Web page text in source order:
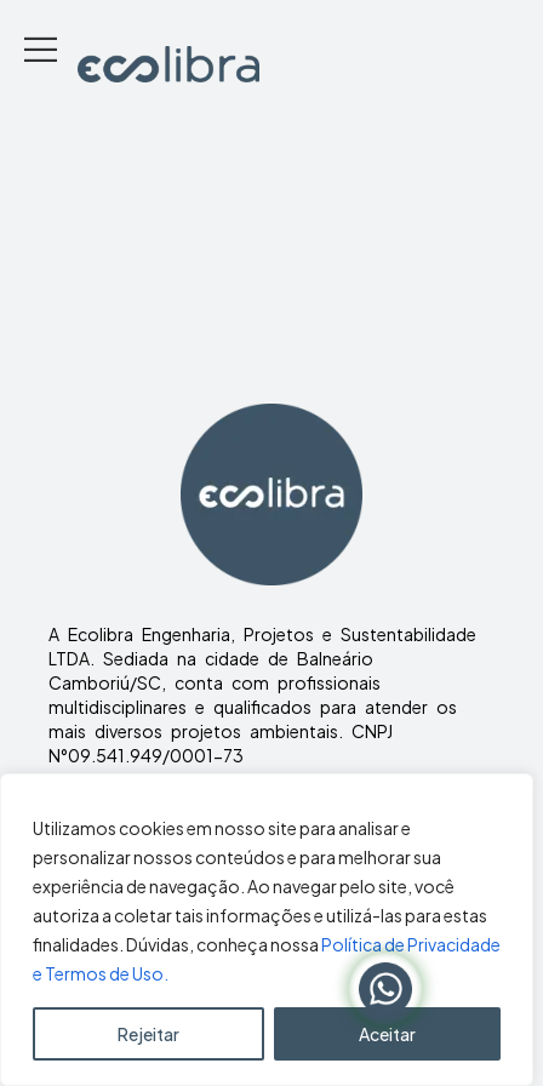
Utilizamos cookies em nosso site para analisar e
personalizar nossos conteúdos e para melhorar sua
experiência de navegação. Ao navegar pelo site, você
autoriza a coletar tais informações e utilizá-las para estas
finalidades. Dúvidas, conheça nossaPolítica de Privacidade
e Termos de Uso.
Rejeitar Aceitar
A Ecolibra Engenharia, Projetos e Sustentabilidade
LTDA. Sediada na cidade de Balneário
Camboriú/SC, conta com profissionais
multidisciplinares e qualificados para atender os
mais diversos projetos ambientais. CNPJ
N°09.541.949/0001-73
Horário de Atendimento
Segunda à sexta-feira
Das 8h00 às 18h00